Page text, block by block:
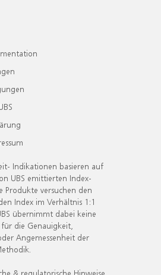
Indikationen basieren auf
UBS emittierten Index-
Produkte versuchen den
Index im Verhältnis 1:1
übernimmt dabei keine
die Genauigkeit,
Angemessenheit der